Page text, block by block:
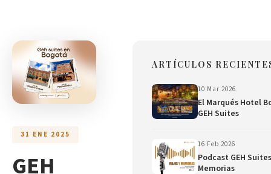
31 ENE 2025
GEH
ARTÍCULOS
10 Mar 2026
El Marqués Hotel
GEH Suites
16 Feb 2026
Podcast GEH
Memorias